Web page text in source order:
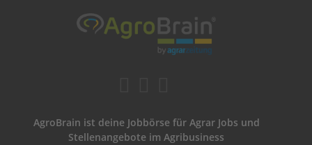
AgroBrain ist deine Jobbörse für Agrar Jobs und
Stellenangebote im Agribusiness